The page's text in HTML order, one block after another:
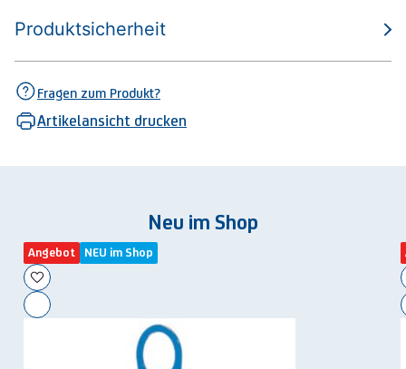
Produktsicherheit
Fragen zum Produkt?
Artikelansicht drucken
Neu im Shop
Angebot NEU im Shop